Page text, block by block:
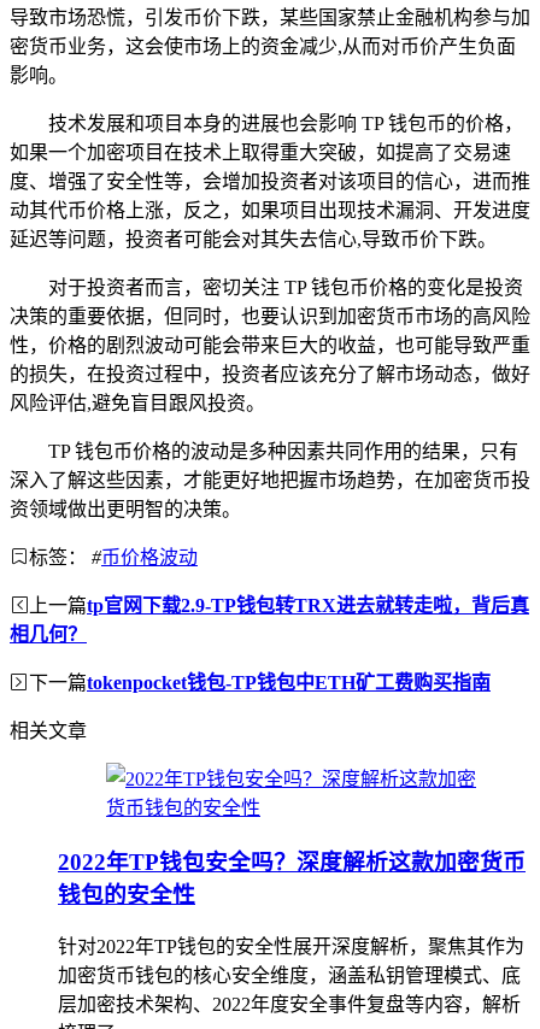
导致市场恐慌，引发币价下跌，某些国家禁止金融机构参与加
密货币业务，这会使市场上的资金减少,从而对币价产生负面
影响。
技术发展和项目本身的进展也会影响 TP 钱包币的价格，
如果一个加密项目在技术上取得重大突破，如提高了交易速
度、增强了安全性等，会增加投资者对该项目的信心，进而推
动其代币价格上涨，反之，如果项目出现技术漏洞、开发进度
延迟等问题，投资者可能会对其失去信心,导致币价下跌。
对于投资者而言，密切关注 TP 钱包币价格的变化是投资
决策的重要依据，但同时，也要认识到加密货币市场的高风险
性，价格的剧烈波动可能会带来巨大的收益，也可能导致严重
的损失，在投资过程中，投资者应该充分了解市场动态，做好
风险评估,避免盲目跟风投资。
TP 钱包币价格的波动是多种因素共同作用的结果，只有
深入了解这些因素，才能更好地把握市场趋势，在加密货币投
资领域做出更明智的决策。
标签： #币价格波动
上一篇tp官网下载2.9-TP钱包转TRX进去就转走啦，背后真
相几何？
下一篇tokenpocket钱包-TP钱包中ETH矿工费购买指南
相关文章
2022年TP钱包安全吗？深度解析这款加密货币
钱包的安全性
针对2022年TP钱包的安全性展开深度解析，聚焦其作为
加密货币钱包的核心安全维度，涵盖私钥管理模式、底
层加密技术架构、2022年度安全事件复盘等内容，解析